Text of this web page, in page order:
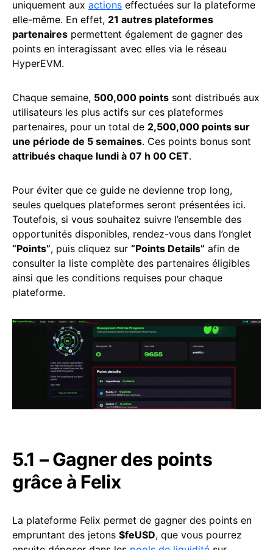
uniquement aux actions effectuées sur la plateforme
elle-même. En effet, 21 autres plateformes
partenaires permettent également de gagner des
points en interagissant avec elles via le réseau
HyperEVM.
Chaque semaine, 500,000 points sont distribués aux
utilisateurs les plus actifs sur ces plateformes
partenaires, pour un total de 2,500,000 points sur
une période de 5 semaines. Ces points bonus sont
attribués chaque lundi à 07 h 00 CET.
Pour éviter que ce guide ne devienne trop long,
seules quelques plateformes seront présentées ici.
Toutefois, si vous souhaitez suivre l’ensemble des
opportunités disponibles, rendez-vous dans l’onglet
“Points”, puis cliquez sur “Points Details” afin de
consulter la liste complète des partenaires éligibles
ainsi que les conditions requises pour chaque
plateforme.
5.1 – Gagner des points
grâce à Felix
La plateforme Felix permet de gagner des points en
empruntant des jetons $feUSD, que vous pourrez